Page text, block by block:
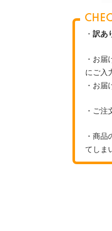
・ 訳あ
・お
にご入
・お届
・ご
・商
てしま